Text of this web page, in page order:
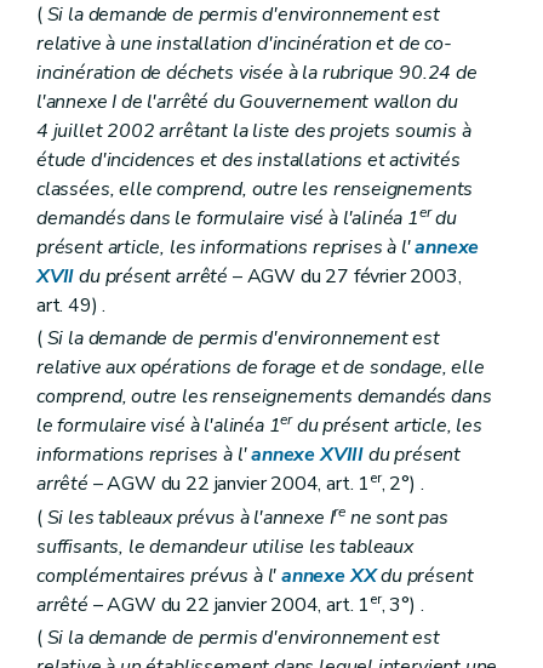
(Si la demande de permis d'environnement est
relative à une installation d'incinération et de co-
incinération de déchets visée à la rubrique 90.24 de
l'annexe I de l'arrêté du Gouvernement wallon du
4 juillet 2002 arrêtant la liste des projets soumis à
étude d'incidences et des installations et activités
classées, elle comprend, outre les renseignements
demandés dans le formulaire visé à l'alinéa 1erdu
présent article, les informations reprises à l'annexe
XVIIdu présent arrêté – AGW du 27 février 2003,
art. 49) .
(Si la demande de permis d'environnement est
relative aux opérations de forage et de sondage, elle
comprend, outre les renseignements demandés dans
le formulaire visé à l'alinéa 1erdu présent article, les
informations reprises à l'annexe XVIIIdu présent
arrêté – AGW du 22 janvier 2004, art. 1er, 2°) .
(Si les tableaux prévus à l'annexe Irene sont pas
suffisants, le demandeur utilise les tableaux
complémentaires prévus à l'annexe XXdu présent
arrêté – AGW du 22 janvier 2004, art. 1er, 3°) .
(Si la demande de permis d'environnement est